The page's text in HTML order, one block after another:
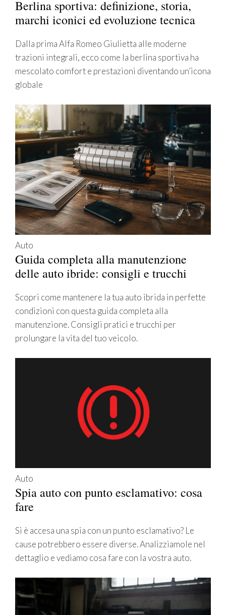
Berlina sportiva: definizione, storia,
marchi iconici ed evoluzione tecnica
Dalla prima Alfa Romeo Giulietta alle moderne
trazioni integrali, ecco come la berlina sportiva ha
mescolato comfort e prestazioni diventando un’icona
globale
Auto
Guida completa alla manutenzione
delle auto ibride: consigli e trucchi
Scopri come mantenere la tua auto ibrida in perfette
condizioni con questa guida completa alla
manutenzione. Consigli pratici e trucchi per
prolungare la vita del tuo veicolo.
Auto
Spia auto con punto esclamativo: cosa
fare
Si è accesa una spia con un punto esclamativo? Le
cause potrebbero essere diverse. Analizziamole nel
dettaglio e vediamo cosa fare con la vostra auto.